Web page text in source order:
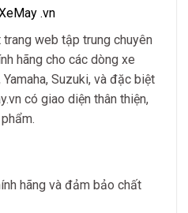
.vn
web tập trung chuyên
hãng cho các dòng xe
Suzuki, và đặc biệt
có giao diện thân thiện,
hãng và đảm bảo chất